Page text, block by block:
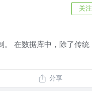
关注
。 在数据库中，除了传统
分享